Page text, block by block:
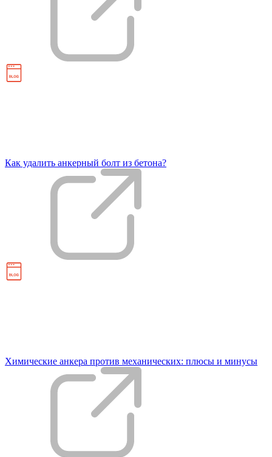
Как удалить анкерный болт из бетона?
Химические анкера против механических: плюсы и минусы